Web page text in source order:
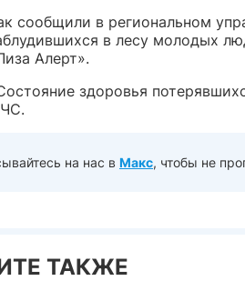
сообщили в региональном
в лесу молодых
Алерт».
здоровья
на нас в Макс, чтобы не
ТАКЖЕ